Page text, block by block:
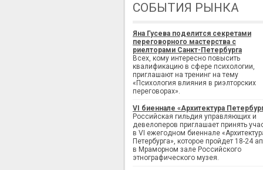
СОБЫТИЯ РЫНКА
Яна Гусева поделится секретами
переговорного мастерства с
риелторами Санкт-Петербурга
Всех, кому интересно повысить
квалификацию в сфере психологии,
приглашают на тренинг на тему
«Психология влияния в риэлторских
переговорах».
VI биеннале «Архитектура
Российская гильдия управляющих и
девелоперов приглашает принять
в VI ежегодном биеннале
Петербурга», которое пройдет 18-24
в Мраморном зале Российского
этнографического музея.